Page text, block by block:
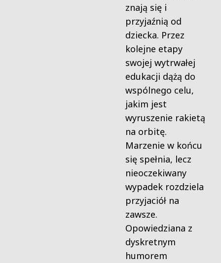
znają się i
przyjaźnią od
dziecka. Przez
kolejne etapy
swojej wytrwałej
edukacji dążą do
wspólnego celu,
jakim jest
wyruszenie rakietą
na orbitę.
Marzenie w końcu
się spełnia, lecz
nieoczekiwany
wypadek rozdziela
przyjaciół na
zawsze.
Opowiedziana z
dyskretnym
humorem